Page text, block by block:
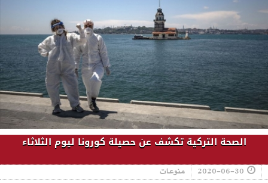
الصحة التركية تكشف عن حصيلة كورونا ليوم الثلاثاء
2020-06-30 منوعات